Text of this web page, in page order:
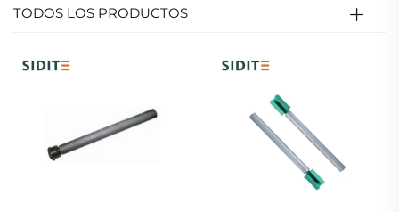
TODOS LOS PRODUCTOS